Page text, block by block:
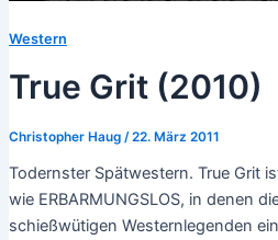
Western
True Grit (2010)
Christopher Haug /22. März 2011
Todernster Spätwestern. True Grit
wie ERBARMUNGSLOS, in denen
schießwütigen Westernlegenden